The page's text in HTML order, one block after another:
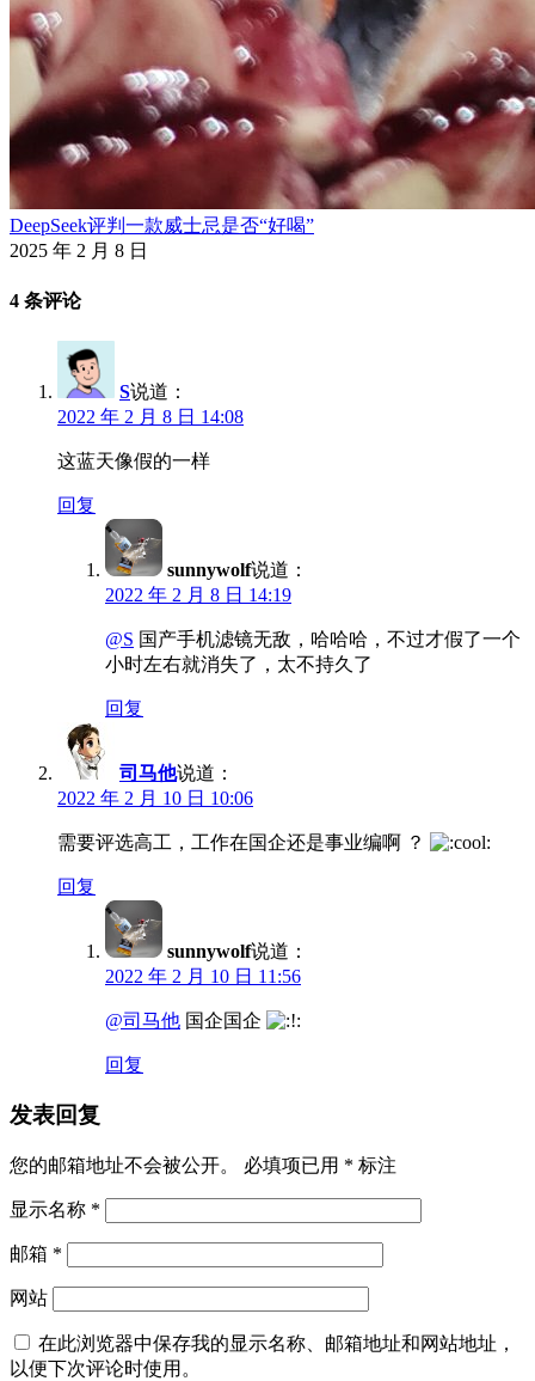
DeepSeek评判一款威士忌是否“好喝”
2025 年 2 月 8 日
4 条评论
S说道：
2022 年 2 月 8 日 14:08
这蓝天像假的一样
回复
sunnywolf说道：
2022 年 2 月 8 日 14:19
@S 国产手机滤镜无敌，哈哈哈，不过才假了一个
小时左右就消失了，太不持久了
回复
司马他说道：
2022 年 2 月 10 日 10:06
需要评选高工，工作在国企还是事业编啊 ？
回复
sunnywolf说道：
2022 年 2 月 10 日 11:56
@司马他 国企国企
回复
发表回复
您的邮箱地址不会被公开。 必填项已用 * 标注
显示名称 *
邮箱 *
网站
在此浏览器中保存我的显示名称、邮箱地址和网站地址，
以便下次评论时使用。